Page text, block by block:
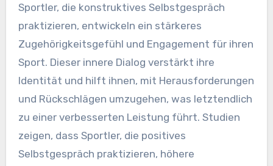
Sportler, die konstruktives Selbstgespräch
praktizieren, entwickeln ein stärkeres
Zugehörigkeitsgefühl und Engagement für ihren
Sport. Dieser innere Dialog verstärkt ihre
Identität und hilft ihnen, mit Herausforderungen
und Rückschlägen umzugehen, was letztendlich
zu einer verbesserten Leistung führt. Studien
zeigen, dass Sportler, die positives
Selbstgespräch praktizieren, höhere